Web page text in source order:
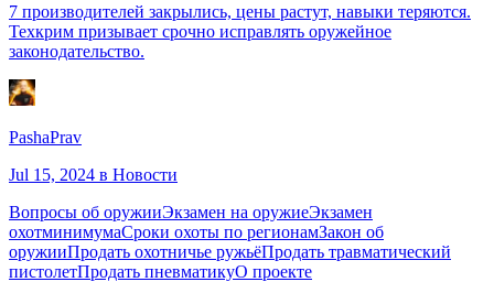
7 производителей закрылись, цены растут, навыки теряются.
Техкрим призывает срочно исправлять оружейное
законодательство.
PashaPrav
Jul 15, 2024 в Новости
Вопросы об оружииЭкзамен на оружиеЭкзамен
охотминимумаСроки охоты по регионамЗакон об
оружииПродать охотничье ружьёПродать травматический
пистолетПродать пневматикуО проекте